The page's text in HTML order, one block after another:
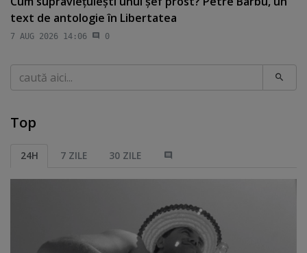
text de antologie în Libertatea
7 AUG 2026 14:06 0
Caută
Top
24H 7 ZILE 30 ZILE